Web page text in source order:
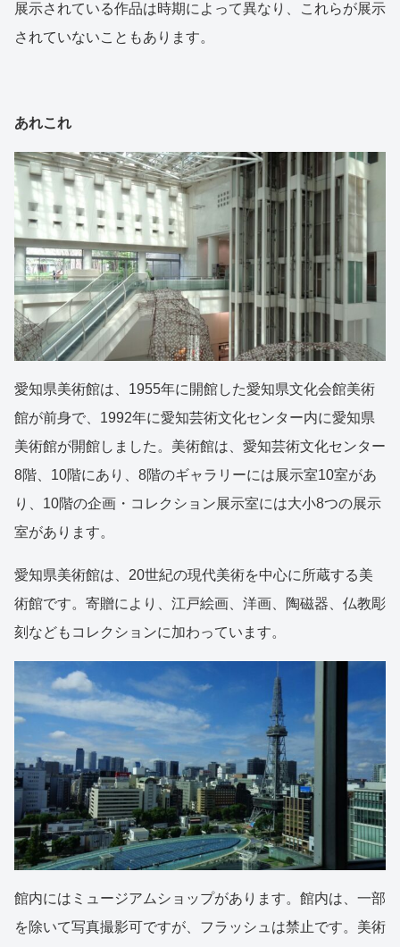
展示されている作品は時期によって異なり、これらが展示
されていないこともあります。
あれこれ
愛知県美術館は、1955年に開館した愛知県文化会館美術
館が前身で、1992年に愛知芸術文化センター内に愛知県
美術館が開館しました。美術館は、愛知芸術文化センター
8階、10階にあり、8階のギャラリーには展示室10室があ
り、10階の企画・コレクション展示室には大小8つの展示
室があります。
愛知県美術館は、20世紀の現代美術を中心に所蔵する美
術館です。寄贈により、江戸絵画、洋画、陶磁器、仏教彫
刻などもコレクションに加わっています。
館内にはミュージアムショップがあります。館内は、一部
を除いて写真撮影可ですが、フラッシュは禁止です。美術